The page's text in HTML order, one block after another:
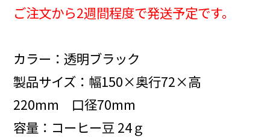
ご注文から2週間程度で発送予定です。
カラー：透明ブラック
製品サイズ：幅150×奥行72×高
220mm 口径70mm
容量：コーヒー豆 24ｇ